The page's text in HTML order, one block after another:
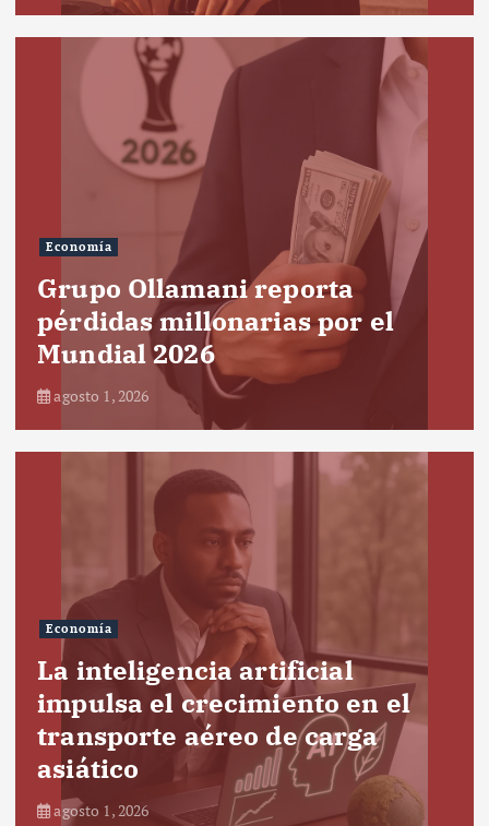
Economía
Grupo Ollamani reporta
pérdidas millonarias por el
Mundial 2026
agosto 1, 2026
Economía
La inteligencia artificial
impulsa el crecimiento en el
transporte aéreo de carga
asiático
agosto 1, 2026